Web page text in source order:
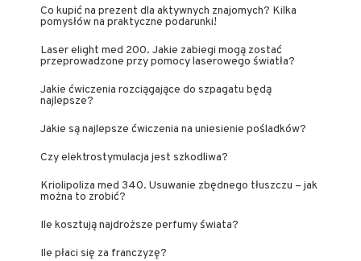
Co kupić na prezent dla aktywnych znajomych? Kilka
pomysłów na praktyczne podarunki!
Laser elight med 200. Jakie zabiegi mogą zostać
przeprowadzone przy pomocy laserowego światła?
Jakie ćwiczenia rozciągające do szpagatu będą
najlepsze?
Jakie są najlepsze ćwiczenia na uniesienie pośladków?
Czy elektrostymulacja jest szkodliwa?
Kriolipoliza med 340. Usuwanie zbędnego tłuszczu – jak
można to zrobić?
Ile kosztują najdroższe perfumy świata?
Ile płaci się za franczyzę?